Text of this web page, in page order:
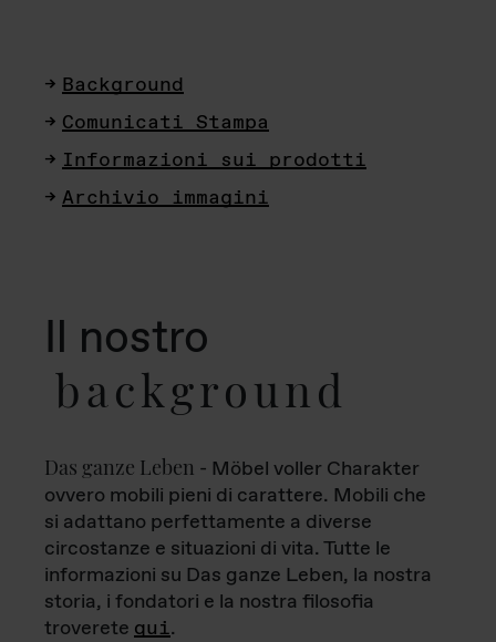
Background
Comunicati Stampa
Informazioni sui prodotti
Archivio immagini
Il nostro
background
Das ganze Leben - Möbel voller Charakter
ovvero mobili pieni di carattere. Mobili che
si adattano perfettamente a diverse
circostanze e situazioni di vita. Tutte le
informazioni su Das ganze Leben, la nostra
storia, i fondatori e la nostra filosofia
troverete qui.